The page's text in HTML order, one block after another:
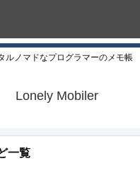
ルノマドなプログラマーのメモ帳
Lonely Mobiler
一覧